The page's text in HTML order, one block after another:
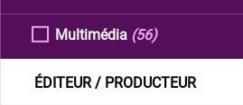
Multimédia (56)
ÉDITEUR / PRODUCTEUR